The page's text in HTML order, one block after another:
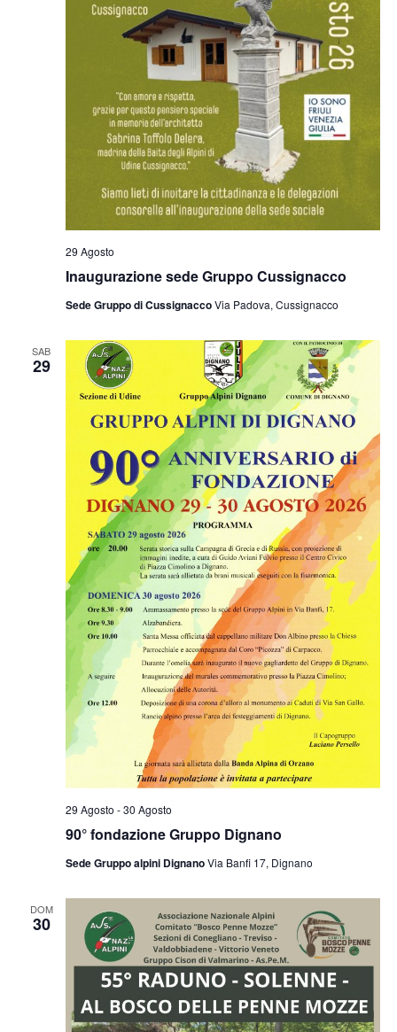
Inaugurazione sede Gruppo Cussignacco
29 Agosto
Sede Gruppo di CussignaccoVia Padova, Cussignacco
SAB
29
90° fondazione Gruppo Dignano
29 Agosto -30 Agosto
Sede Gruppo alpini DignanoVia Banfi 17, Dignano
DOM
30